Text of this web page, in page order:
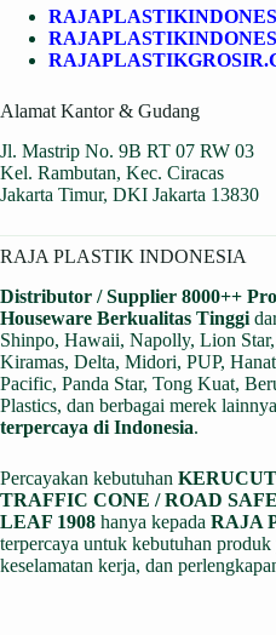
Alamat Kantor & Gudang
Jl. Mastrip No. 9B RT 07 RW 03
Kel. Rambutan, Kec. Ciracas
Jakarta Timur, DKI Jakarta 13830
RAJA PLASTIK INDONESIA
Distributor / Supplier 8000++
Houseware Berkualitas Tinggi
Shinpo, Hawaii, Napolly, Lion
Kiramas, Delta, Midori, PUP,
Pacific, Panda Star, Tong Kuat,
Plastics, dan berbagai merek
terpercaya di Indonesia.
Percayakan kebutuhan
TRAFFIC CONE / ROAD
LEAF 1908 hanya kepada RAJA
terpercaya untuk kebutuhan
keselamatan kerja, dan